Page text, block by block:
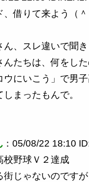
、借りて来よう（＾
ん、スレ違いで聞
んたちは、何をし
ウにいこう」で男
まったもんで。
：05/08/22 18:10
校野球Ｖ２達成
街じゃないのです